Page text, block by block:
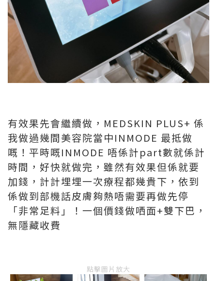
有效果先會繼續做，MEDSKIN PLUS+ 係
我做過幾間美容院當中INMODE 最抵做
嘅！平時嘅INMODE 唔係計part數就係計
時間，好快就做完，雖然有效果但係就要
加錢，計計埋埋一次療程都幾貴下，依到
係做到部機話皮膚夠熱唔需要再做先停
「非常足料」！一個價錢做哂面+雙下巴，
無隱藏收費
點擊圖片放大